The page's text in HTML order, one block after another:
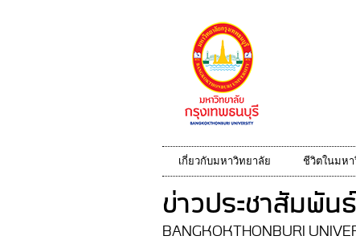
เกี่ยวกับมหาวิทยาลัย ชีวิตในมห
ข่าวประชาสัมพันธ์
BANGKOKTHONBURI